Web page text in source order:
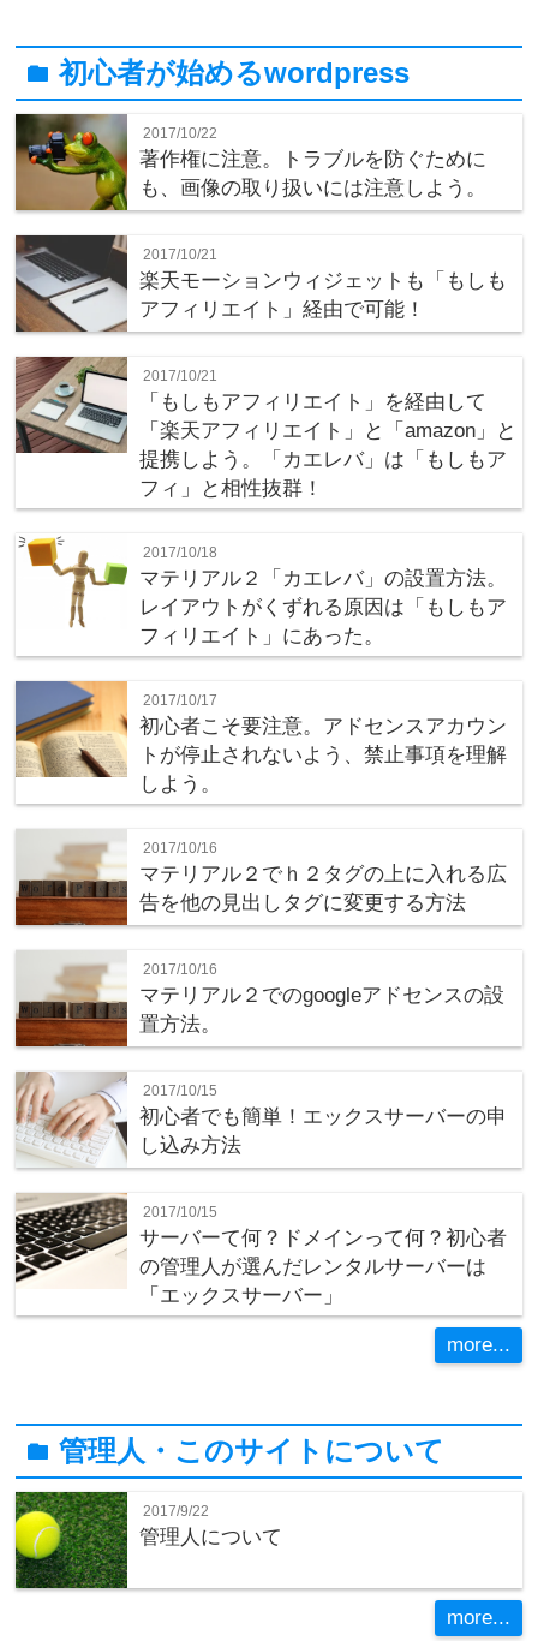
folder初心者が始めるwordpress
2017/10/22
著作権に注意。トラブルを防ぐために
も、画像の取り扱いには注意しよう。
2017/10/21
楽天モーションウィジェットも「もしも
アフィリエイト」経由で可能！
2017/10/21
「もしもアフィリエイト」を経由して
「楽天アフィリエイト」と「amazon」と
提携しよう。「カエレバ」は「もしもア
フィ」と相性抜群！
2017/10/18
マテリアル２「カエレバ」の設置方法。
レイアウトがくずれる原因は「もしもア
フィリエイト」にあった。
2017/10/17
初心者こそ要注意。アドセンスアカウン
トが停止されないよう、禁止事項を理解
しよう。
2017/10/16
マテリアル２でｈ２タグの上に入れる広
告を他の見出しタグに変更する方法
2017/10/16
マテリアル２でのgoogleアドセンスの設
置方法。
2017/10/15
初心者でも簡単！エックスサーバーの申
し込み方法
2017/10/15
サーバーて何？ドメインって何？初心者
の管理人が選んだレンタルサーバーは
「エックスサーバー」
more...
folder管理人・このサイトについて
2017/9/22
管理人について
more...